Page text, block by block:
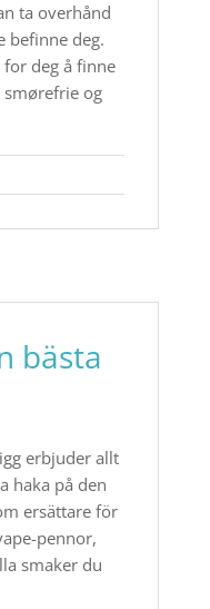
ta overhånd
befinne deg.
deg å finne
og
bästa
erbjuder allt
haka på den
ersättare för
pennor,
smaker du